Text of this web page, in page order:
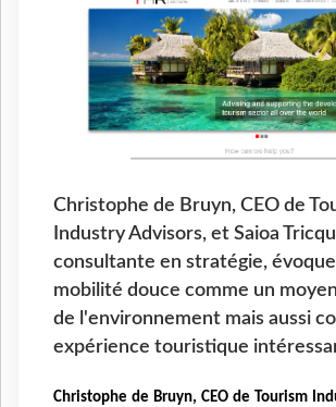
Christophe de Bruyn, CEO de
Industry Advisors, et Saioa
consultante en stratégie,
mobilité douce comme un
de l'environnement mais aussi
expérience touristique
Christophe de Bruyn, CEO de Tourism